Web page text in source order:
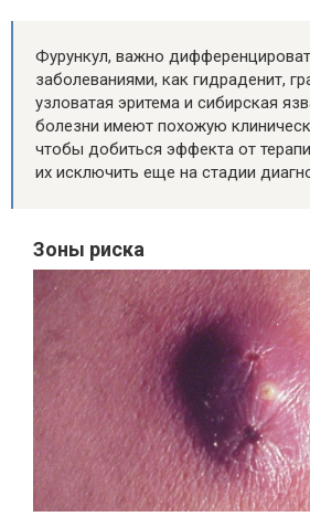
Фурункул, важно
заболеваниями, как гидраденит,
узловатая эритема и сибирская
болезни имеют похожую
чтобы добиться эффекта от
их исключить еще на стадии
Зоны риска